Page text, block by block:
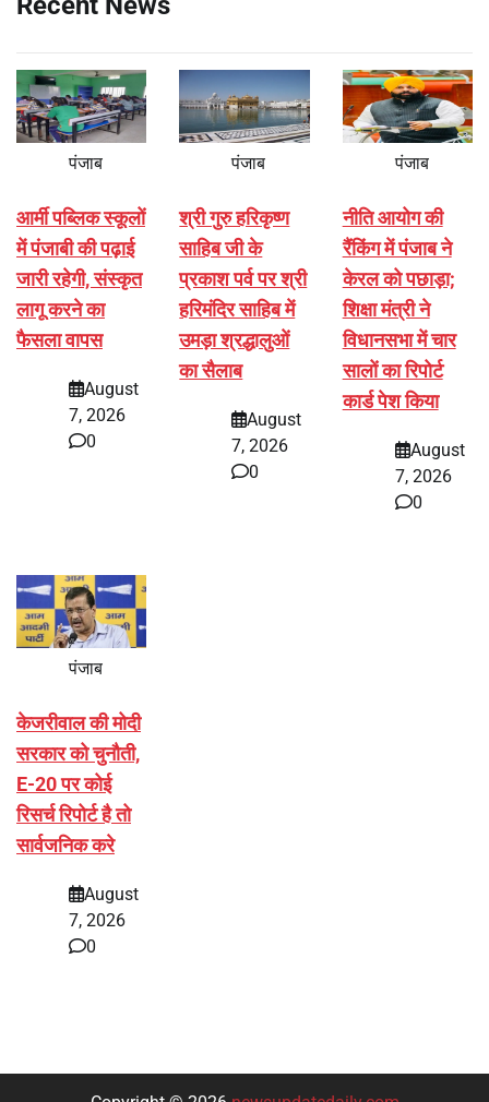
पंजाब
आर्मी पब्लिक स्कूलों
में पंजाबी की पढ़ाई
जारी रहेगी, संस्कृत
लागू करने का
फैसला वापस
August
7, 2026
0
पंजाब
श्री गुरु हरिकृष्ण
साहिब जी के
प्रकाश पर्व पर श्री
हरिमंदिर साहिब में
उमड़ा श्रद्धालुओं
का सैलाब
August
7, 2026
0
पंजाब
नीति आयोग की
रैंकिंग में पंजाब ने
केरल को पछाड़ा;
शिक्षा मंत्री ने
विधानसभा में चार
सालों का रिपोर्ट
कार्ड पेश किया
August
7, 2026
0
पंजाब
केजरीवाल की मोदी
सरकार को चुनौती,
E-20 पर कोई
रिसर्च रिपोर्ट है तो
सार्वजनिक करे
August
7, 2026
0